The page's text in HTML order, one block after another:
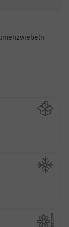
ist enthalten
können.